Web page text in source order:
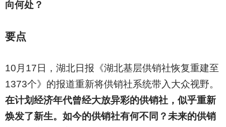
向何处？
要点
10 月17日，湖北日报《湖北基层供销社恢复重建至
1373个》的报道重新将供销社系统带入大众视野。
在计划经济年代曾经大放异彩的供销社，似乎重新
焕发了新生。如今的供销社有何不同？未来的供销